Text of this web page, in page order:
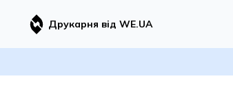
Друкарня від WE.UA